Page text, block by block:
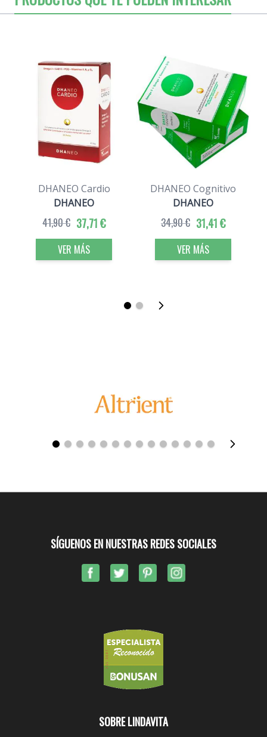
DHANEO Cardio
DHANEO
37,71 €
41,90 €
VER MÁS
DHANEO Cognitivo
DHANEO
31,41 €
34,90 €
VER MÁS
SOBRE LINDAVITA
SÍGUENOS EN NUESTRAS REDES SOCIALES